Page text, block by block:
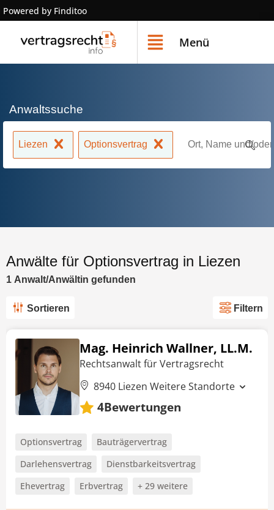
Powered by Finditoo
Menü
Anwaltssuche
Liezen Optionsvertrag
Anwälte für Optionsvertrag in Liezen
1 Anwalt/Anwältin gefunden
Sortieren Filtern
Mag. Heinrich Wallner, LL.M.
Rechtsanwalt für Vertragsrecht
8940 Liezen Weitere Standorte
4Bewertungen
Optionsvertrag
Bauträgervertrag
Darlehensvertrag
Dienstbarkeitsvertrag
Ehevertrag
Erbvertrag + 29 weitere